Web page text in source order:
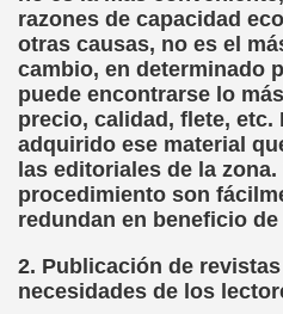
razones de capacidad
otras causas, no es el
cambio, en determinado
puede encontrarse lo
precio, calidad, flete, etc.
adquirido ese material
las editoriales de la
procedimiento son
redundan en beneficio
2. Publicación de
necesidades de los
de la Educación
Mi Vida (Teresa Bornez
Pérez)
Ayudar a Personas con
sánchez Herrero)